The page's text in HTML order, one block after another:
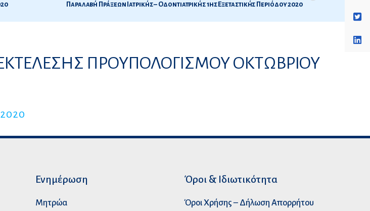
Παραλαβή Πράξεων Ιατρικής – Οδοντιατρικής 1ης Εξεταστικής Περιόδου 2020
ΠΡΟΥΠΟΛΟΓΙΣΜΟΥ ΟΚΤΩΒΡΙΟΥ
Ενημέρωση
Μητρώα
Όροι & Ιδιωτικότητα
Όροι Χρήσης – Δήλωση Απορρήτου